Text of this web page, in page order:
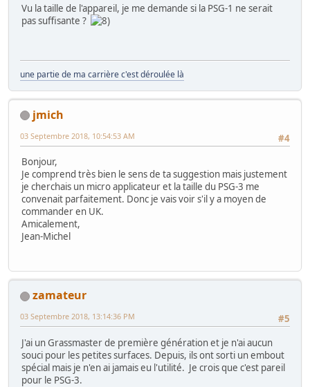
Vu la taille de l'appareil, je me demande si la PSG-1 ne serait
pas suffisante ?
une partie de ma carrière c'est déroulée là
jmich
#4
03 Septembre 2018, 10:54:53 AM
Bonjour,
Je comprend très bien le sens de ta suggestion mais justement
je cherchais un micro applicateur et la taille du PSG-3 me
convenait parfaitement. Donc je vais voir s'il y a moyen de
commander en UK.
Amicalement,
Jean-Michel
zamateur
#5
03 Septembre 2018, 13:14:36 PM
J'ai un Grassmaster de première génération et je n'ai aucun
souci pour les petites surfaces. Depuis, ils ont sorti un embout
spécial mais je n'en ai jamais eu l'utilité. Je crois que c'est pareil
pour le PSG-3.